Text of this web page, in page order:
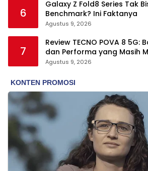
6
Galaxy Z Fold8 Series Tak
Benchmark? Ini Faktanya
Agustus 9, 2026
7
Review TECNO POVA 8 5G:
dan Performa yang Masih
Agustus 9, 2026